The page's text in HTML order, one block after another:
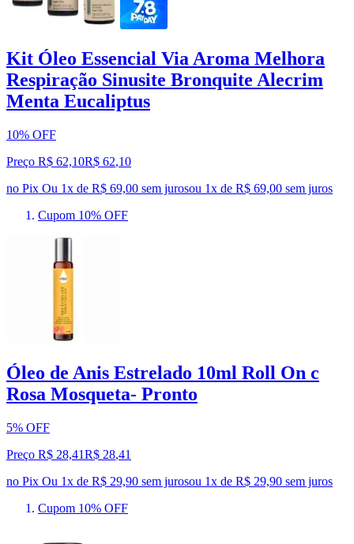
Kit Óleo Essencial Via Aroma Melhora
Respiração Sinusite Bronquite Alecrim
Menta Eucaliptus
10% OFF
Preço R$ 62,10R$ 62,10
no Pix Ou 1x de R$ 69,00 sem jurosou 1x de R$ 69,00 sem juros
Cupom 10% OFF
Óleo de Anis Estrelado 10ml Roll On c
Rosa Mosqueta- Pronto
5% OFF
Preço R$ 28,41R$ 28,41
no Pix Ou 1x de R$ 29,90 sem jurosou 1x de R$ 29,90 sem juros
Cupom 10% OFF